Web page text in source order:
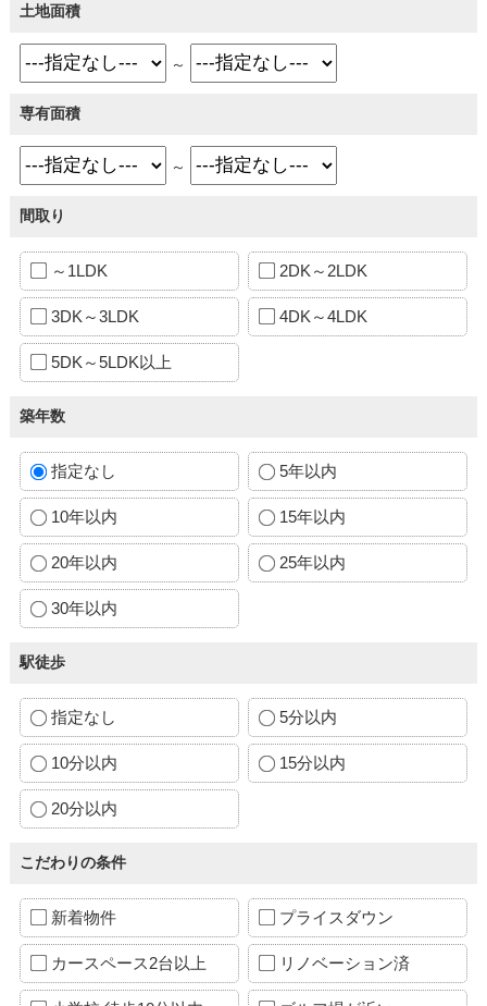
土地面積
～
専有面積
～
間取り
～1LDK 2DK～2LDK
3DK～3LDK 4DK～4LDK
5DK～5LDK以上
築年数
指定なし 5年以内
10年以内 15年以内
20年以内 25年以内
30年以内
駅徒歩
指定なし 5分以内
10分以内 15分以内
20分以内
こだわりの条件
新着物件 プライスダウン
カースペース2台以上 リノベーション済